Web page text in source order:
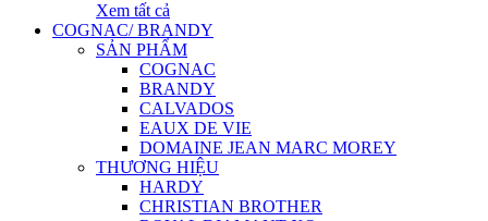
Xem tất cả
COGNAC/ BRANDY
SẢN PHẨM
COGNAC
BRANDY
CALVADOS
EAUX DE VIE
DOMAINE JEAN MARC MOREY
THƯƠNG HIỆU
HARDY
CHRISTIAN BROTHER